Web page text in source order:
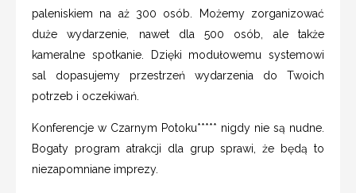
paleniskiem na aż 300 osób. Możemy zorganizować
duże wydarzenie, nawet dla 500 osób, ale także
kameralne spotkanie. Dzięki modułowemu systemowi
sal dopasujemy przestrzeń wydarzenia do Twoich
potrzeb i oczekiwań.
Konferencje w Czarnym Potoku***** nigdy nie są nudne.
Bogaty program atrakcji dla grup sprawi, że będą to
niezapomniane imprezy.